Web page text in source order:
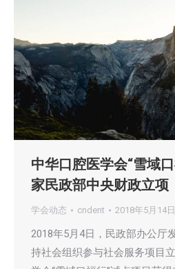
中华口腔医学会“雪域
家民政部中央财政立项
学会动态 cndent 2018年5月14日
2018年5月4日，民政部办公厅
持社会组织参与社会服务项目